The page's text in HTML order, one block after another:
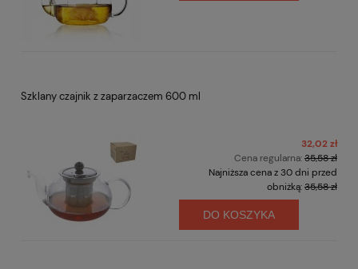
Szklany czajnik z zaparzaczem 600 ml
32,02 zł
Cena regularna:35,58 zł
Najniższa cena z 30 dni przed
obniżką:35,58 zł
DO KOSZYKA